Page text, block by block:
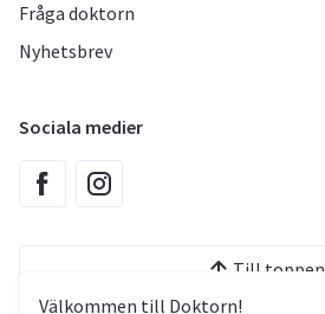
Välkommen till Doktorn!
Fråga doktorn
Nyhetsbrev
Sociala medier
Till toppen